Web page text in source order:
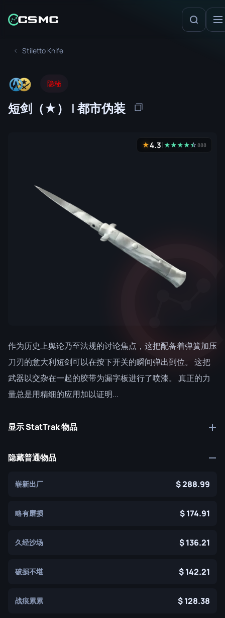
Stiletto Knife
隐秘
短剑（★） | 都市伪装
★4.3 ★★★★★
☆888
作为历史上舆论乃至法规的讨论焦点，这把配备着弹簧加压
刀刃的意大利短剑可以在按下开关的瞬间弹出到位。 这把
武器以交杂在一起的胶带为漏字板进行了喷漆。 真正的力
量总是用精细的应用加以证明...
显示 StatTrak 物品
隐藏普通物品
崭新出厂 288.99
略有磨损 174.91
久经沙场 136.21
破损不堪 142.21
战痕累累 128.38